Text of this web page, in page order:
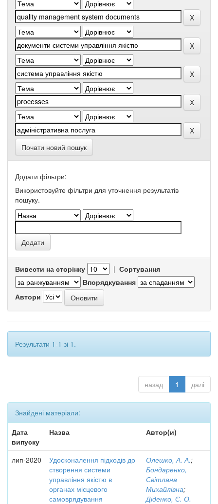
Почати новий пошук
Додати фільтри:
Використовуйте фільтри для уточнення результатів
пошуку.
Вивести на сторінку | Сортування
Впорядкування
Автори
Результати 1-1 зі 1.
назад 1 далі
Знайдені матеріали:
Дата
випуску
Назва Автор(и)
лип-2020
Удосконалення підходів до
створення системи
управління якістю в
органах місцевого
самоврядування
Олешко, А. А.;
Бондаренко,
Світлана
Михайлівна;
Діденко, Є. О.